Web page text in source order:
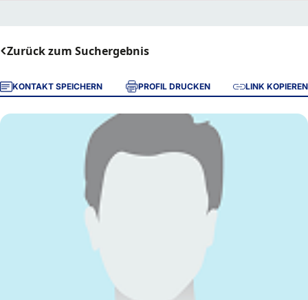
Zurück zum Suchergebnis
KONTAKT SPEICHERN PROFIL DRUCKEN LINK KOPIEREN